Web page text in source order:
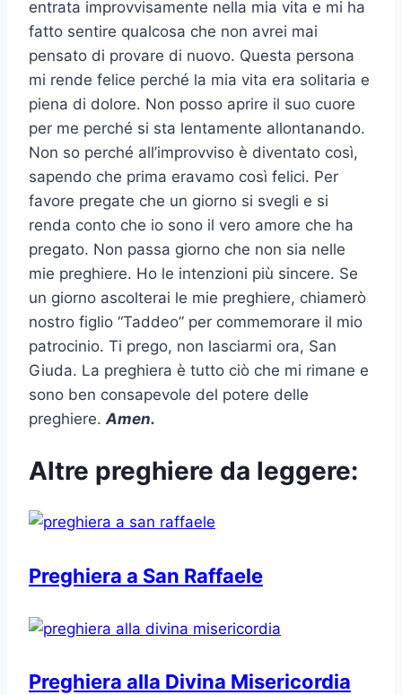
entrata improvvisamente nella mia vita e mi ha
fatto sentire qualcosa che non avrei mai
pensato di provare di nuovo. Questa persona
mi rende felice perché la mia vita era solitaria e
piena di dolore. Non posso aprire il suo cuore
per me perché si sta lentamente allontanando.
Non so perché all’improvviso è diventato così,
sapendo che prima eravamo così felici. Per
favore pregate che un giorno si svegli e si
renda conto che io sono il vero amore che ha
pregato. Non passa giorno che non sia nelle
mie preghiere. Ho le intenzioni più sincere. Se
un giorno ascolterai le mie preghiere, chiamerò
nostro figlio “Taddeo” per commemorare il mio
patrocinio. Ti prego, non lasciarmi ora, San
Giuda. La preghiera è tutto ciò che mi rimane e
sono ben consapevole del potere delle
preghiere. Amen.
Altre preghiere da leggere:
Preghiera a San Raffaele
Preghiera alla Divina Misericordia